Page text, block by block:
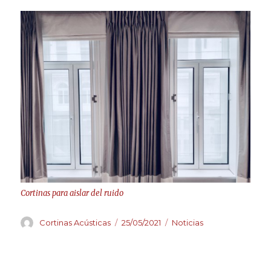
Cortinas para aislar del ruido
Autor
Cortinas Acústicas
Publicado
25/05/2021 Categorías
Noticias